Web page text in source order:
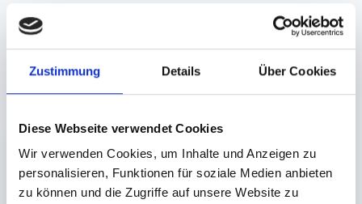
Zustimmung Details Über Cookies
Diese Webseite verwendet Cookies
Wir verwenden Cookies, um Inhalte und Anzeigen zu
personalisieren, Funktionen für soziale Medien anbieten
zu können und die Zugriffe auf unsere Website zu
Produktsicherheitsverordnung:
packpack.de GmbH, Am
Unsere Empfehlungen